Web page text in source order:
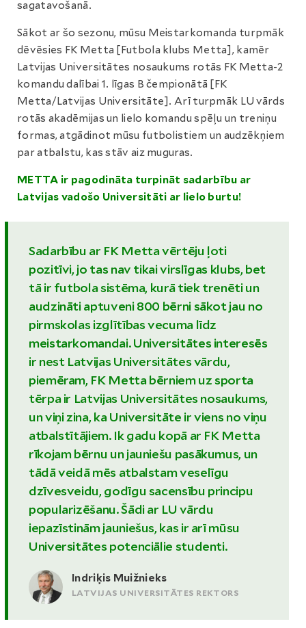
sagatavošanā.
Sākot ar šo sezonu, mūsu Meistarkomanda turpmāk
dēvēsies FK Metta [Futbola klubs Metta], kamēr
Latvijas Universitātes nosaukums rotās FK Metta-2
komandu dalībai 1. līgas B čempionātā [FK
Metta/Latvijas Universitāte]. Arī turpmāk LU vārds
rotās akadēmijas un lielo komandu spēļu un treniņu
formas, atgādinot mūsu futbolistiem un audzēkņiem
par atbalstu, kas stāv aiz muguras.
METTA ir pagodināta turpināt sadarbību ar
Latvijas vadošo Universitāti ar lielo burtu!
Sadarbību ar FK Metta vērtēju ļoti
pozitīvi, jo tas nav tikai virslīgas klubs, bet
tā ir futbola sistēma, kurā tiek trenēti un
audzināti aptuveni 800 bērni sākot jau no
pirmskolas izglītības vecuma līdz
meistarkomandai. Universitātes interesēs
ir nest Latvijas Universitātes vārdu,
piemēram, FK Metta bērniem uz sporta
tērpa ir Latvijas Universitātes nosaukums,
un viņi zina, ka Universitāte ir viens no viņu
atbalstītājiem. Ik gadu kopā ar FK Metta
rīkojam bērnu un jauniešu pasākumus, un
tādā veidā mēs atbalstam veselīgu
dzīvesveidu, godīgu sacensību principu
popularizēšanu. Šādi ar LU vārdu
iepazīstinām jauniešus, kas ir arī mūsu
Universitātes potenciālie studenti.
Indriķis Muižnieks
LATVIJAS UNIVERSITĀTES REKTORS